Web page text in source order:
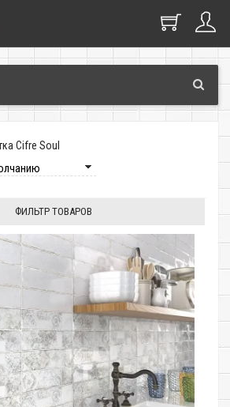
Cifre Soul
ФИЛЬТР ТОВАРОВ